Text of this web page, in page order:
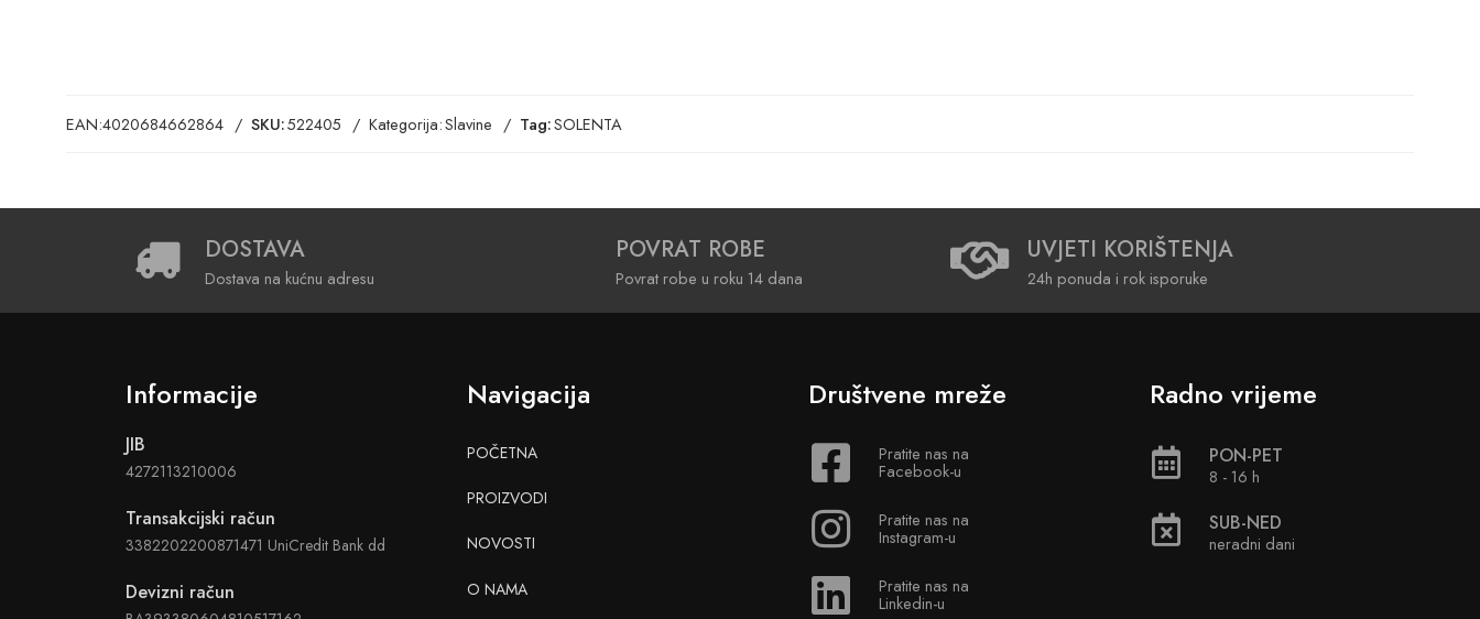
EAN:4020684662864 SKU:522405 Kategorija:Slavine Tag:SOLENTA
DOSTAVA
Dostava na kućnu adresu
POVRAT ROBE
Povrat robe u roku 14 dana
UVJETI KORIŠTENJA
24h ponuda i rok isporuke
Informacije
JIB
4272113210006
Transakcijski račun
3382202200871471 UniCredit Bank dd
Devizni račun
Navigacija
POČETNA
PROIZVODI
NOVOSTI
O NAMA
Društvene mreže
Pratite nas na
Facebook-u
Pratite nas na
Instagram-u
Pratite nas na
Linkedin-u
Radno vrijeme
PON-PET
8 - 16 h
SUB-NED
neradni dani